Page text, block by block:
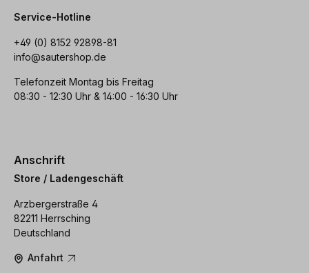
Service-Hotline
+49 (0) 8152 92898-81
info@sautershop.de
Telefonzeit Montag bis Freitag
08:30 - 12:30 Uhr & 14:00 - 16:30 Uhr
Anschrift
Store / Ladengeschäft
Arzbergerstraße 4
82211 Herrsching
Deutschland
Anfahrt